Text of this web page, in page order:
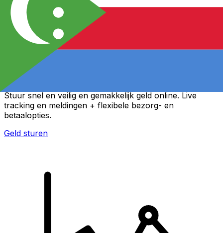
Xe Internationale Geldoverboeking
Stuur snel en veilig en gemakkelijk geld online. Live
tracking en meldingen + flexibele bezorg- en
betaalopties.
Geld sturen